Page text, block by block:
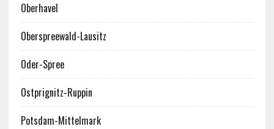
Oberhavel
Oberspreewald-Lausitz
Oder-Spree
Ostprignitz-Ruppin
Potsdam-Mittelmark